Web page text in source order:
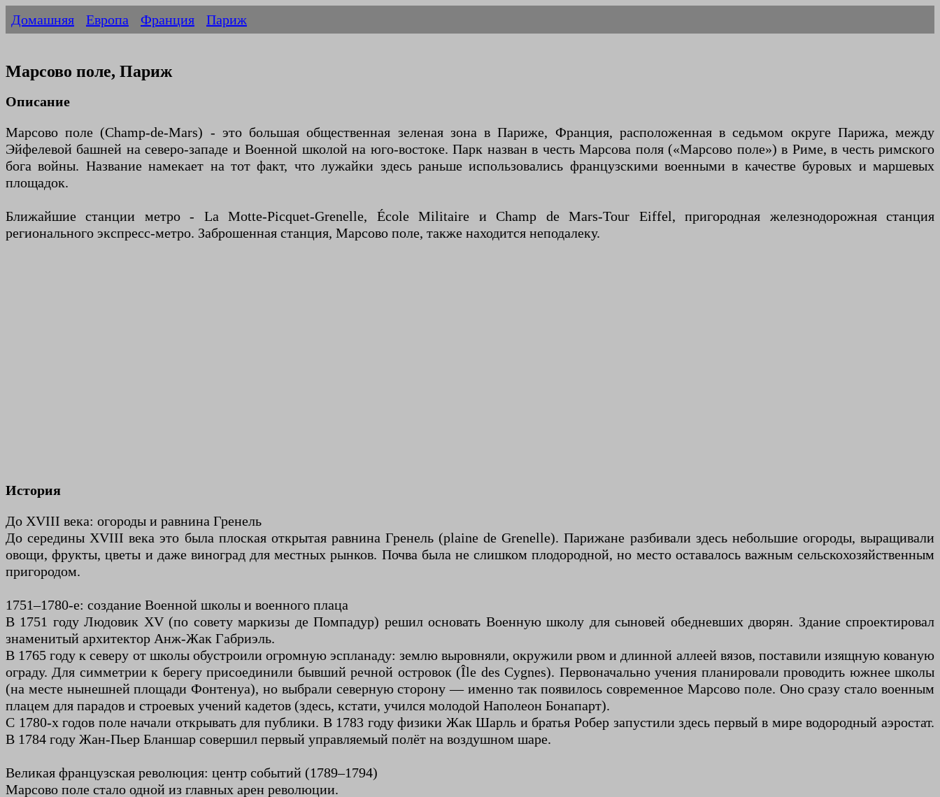
Домашняя Европа Франция Париж
Марсово поле, Париж
Описание
Марсово поле (Champ-de-Mars) - это большая общественная зеленая зона в Париже, Франция, расположенная в седьмом округе Парижа, между
Эйфелевой башней на северо-западе и Военной школой на юго-востоке. Парк назван в честь Марсова поля («Марсово поле») в Риме, в честь римского
бога войны. Название намекает на тот факт, что лужайки здесь раньше использовались французскими военными в качестве буровых и маршевых
площадок.
Ближайшие станции метро - La Motte-Picquet-Grenelle, École Militaire и Champ de Mars-Tour Eiffel, пригородная железнодорожная станция
регионального экспресс-метро. Заброшенная станция, Марсово поле, также находится неподалеку.
История
До XVIII века: огороды и равнина Гренель
До середины XVIII века это была плоская открытая равнина Гренель (plaine de Grenelle). Парижане разбивали здесь небольшие огороды, выращивали
овощи, фрукты, цветы и даже виноград для местных рынков. Почва была не слишком плодородной, но место оставалось важным сельскохозяйственным
пригородом.
1751–1780-е: создание Военной школы и военного плаца
В 1751 году Людовик XV (по совету маркизы де Помпадур) решил основать Военную школу для сыновей обедневших дворян. Здание спроектировал
знаменитый архитектор Анж-Жак Габриэль.
В 1765 году к северу от школы обустроили огромную эспланаду: землю выровняли, окружили рвом и длинной аллеей вязов, поставили изящную кованую
ограду. Для симметрии к берегу присоединили бывший речной островок (Île des Cygnes). Первоначально учения планировали проводить южнее школы
(на месте нынешней площади Фонтенуа), но выбрали северную сторону — именно так появилось современное Марсово поле. Оно сразу стало военным
плацем для парадов и строевых учений кадетов (здесь, кстати, учился молодой Наполеон Бонапарт).
С 1780-х годов поле начали открывать для публики. В 1783 году физики Жак Шарль и братья Робер запустили здесь первый в мире водородный аэростат.
В 1784 году Жан-Пьер Бланшар совершил первый управляемый полёт на воздушном шаре.
Великая французская революция: центр событий (1789–1794)
Марсово поле стало одной из главных арен революции.